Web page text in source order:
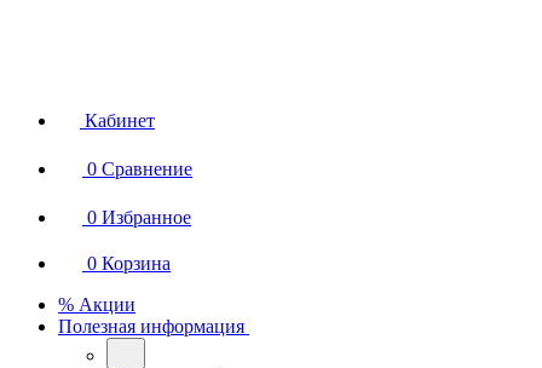
Кабинет
0 Сравнение
0 Избранное
0 Корзина
% Акции
Полезная информация